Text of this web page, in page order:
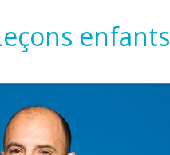
enfants